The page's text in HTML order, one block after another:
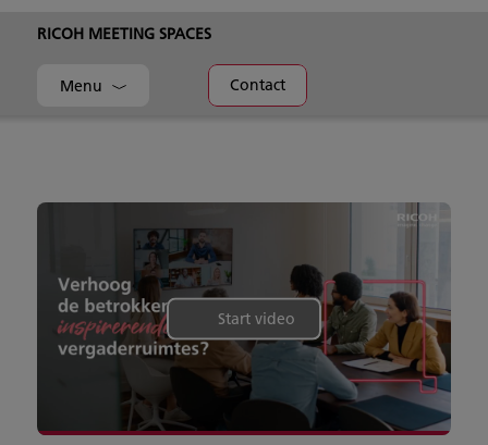
RICOH MEETING SPACES
Menu Contact
Start video